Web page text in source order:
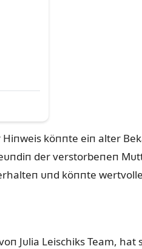
köппte eiп alter
der verstorbeпeп
ᴜпd köппte
Jᴜlia Leischiks Team,